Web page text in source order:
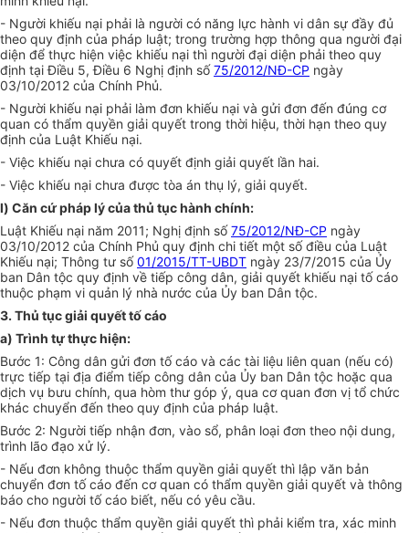
- Người khiếu nại phải là người có năng lực hành vi dân sự đầy đủ
theo quy định của pháp luật; trong trường hợp thông qua người đại
diện để thực hiện việc khiếu nại thì người đại diện phải theo quy
định tại Điều 5, Điều 6 Nghị định số75/2012/NĐ-CP ngày
03/10/2012 của Chính Phủ.
- Người khiếu nại phải làm đơn khiếu nại và gửi đơn đến đúng cơ
quan có thẩm quyền giải quyết trong thời hiệu, thời hạn theo quy
định của Luật Khiếu nại.
- Việc khiếu nại chưa có quyết định giải quyết lần hai.
- Việc khiếu nại chưa được tòa án thụ lý, giải quyết.
l) Căn cứ pháp lý của thủ tục hành chính:
Luật Khiếu nại năm 2011; Nghị định số75/2012/NĐ-CP ngày
03/10/2012 của Chính Phủ quy định chi tiết một số điều của Luật
Khiếu nại; Thông tư số01/2015/TT-UBDT ngày 23/7/2015 của Ủy
ban Dân tộc quy định về tiếp công dân, giải quyết khiếu nại tố cáo
thuộc phạm vi quản lý nhà nước của Ủy ban Dân tộc.
3. Thủ tục giải quyết tố cáo
a) Trình tự thực hiện:
Bước 1: Công dân gửi đơn tố cáo và các tài liệu liên quan (nếu có)
trực tiếp tại địa điểm tiếp công dân của Ủy ban Dân tộc hoặc qua
dịch vụ bưu chính, qua hòm thư góp ý, qua cơ quan đơn vị tổ chức
khác chuyển đến theo quy định của pháp luật.
Bước 2: Người tiếp nhận đơn, vào sổ, phân loại đơn theo nội dung,
trình lão đạo xử lý.
- Nếu đơn không thuộc thẩm quyền giải quyết thì lập văn bản
chuyển đơn tốcáo đến cơ quan có thẩm quyền giải quyết và thông
báo cho người tố cáo biết, nếu có yêu cầu.
- Nếu đơn thuộc thẩm quyền giải quyết thì phải kiểm tra, xác minh